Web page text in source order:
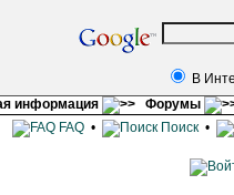
В
информация Форумы
FAQ• Поиск•